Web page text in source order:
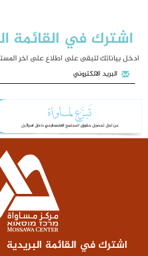
اشترك في القائمة
ادخل بياناتك لتبقى على اطلاع على اخر
اشترك في القائمة البريدية